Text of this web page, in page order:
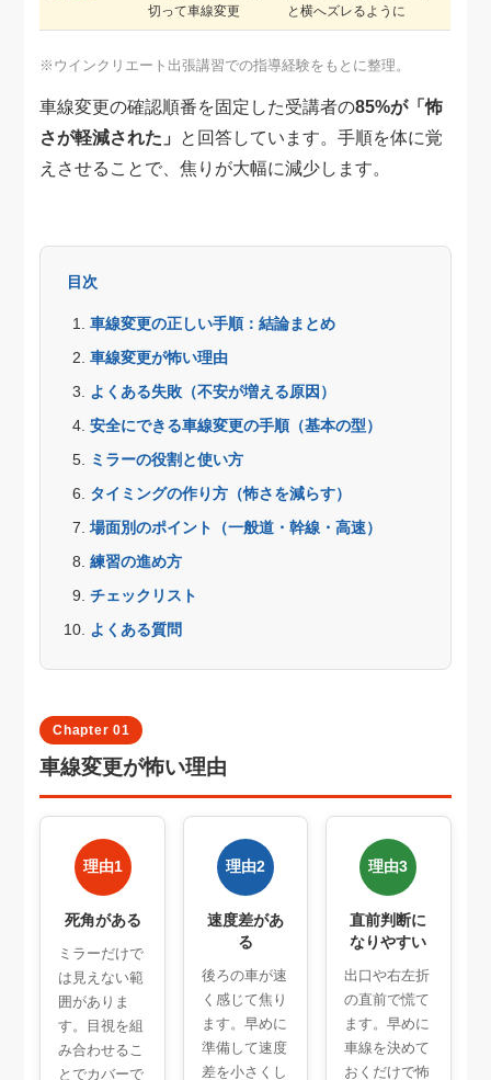
切って車線変更
と横へズレるように
※ウインクリエート出張講習での指導経験をもとに整理。
車線変更の確認順番を固定した受講者の85%が「怖
さが軽減された」 と回答しています。手順を体に覚
えさせることで、焦りが大幅に減少します。
目次
車線変更の正しい手順：結論まとめ
車線変更が怖い理由
よくある失敗（不安が増える原因）
安全にできる車線変更の手順（基本の型）
ミラーの役割と使い方
タイミングの作り方（怖さを減らす）
場面別のポイント（一般道・幹線・高速）
練習の進め方
チェックリスト
よくある質問
Chapter 01
車線変更が怖い理由
理由1
死角がある
ミラーだけで
は見えない範
囲がありま
す。目視を組
み合わせるこ
とでカバーで
理由2
速度差があ
る
後ろの車が速
く感じて焦り
ます。早めに
準備して速度
差を小さくし
理由3
直前判断に
なりやすい
出口や右左折
の直前で慌て
ます。早めに
車線を決めて
おくだけで怖